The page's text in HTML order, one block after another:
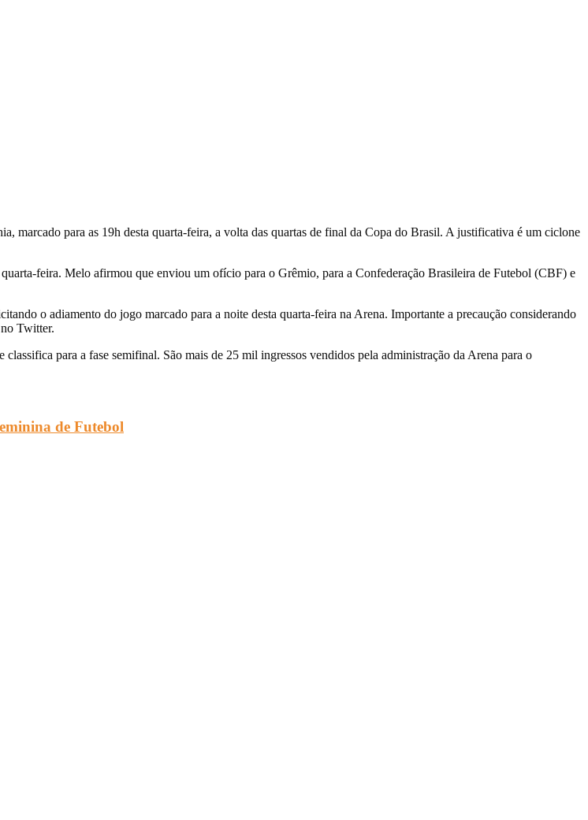
marcado para as 19h desta quarta-feira, a volta das quartas de final da Copa do Brasil. A justificativa é um ciclone
feira. Melo afirmou que enviou um ofício para o Grêmio, para a Confederação Brasileira de Futebol (CBF) e
o adiamento do jogo marcado para a noite desta quarta-feira na Arena. Importante a precaução considerando
Twitter.
para a fase semifinal. São mais de 25 mil ingressos vendidos pela administração da Arena para o
de Futebol